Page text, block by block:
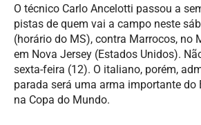
O técnico Carlo Ancelotti passou a
pistas de quem vai a campo neste
(horário do MS), contra Marrocos, no
em Nova Jersey (Estados Unidos).
sexta-feira (12). O italiano, porém,
parada será uma arma importante do
na Copa do Mundo.